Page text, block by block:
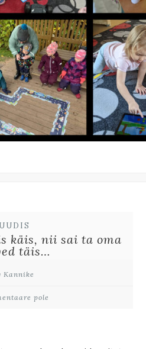
UUDIS
käis, nii sai ta oma
täis…
Kannike
pole